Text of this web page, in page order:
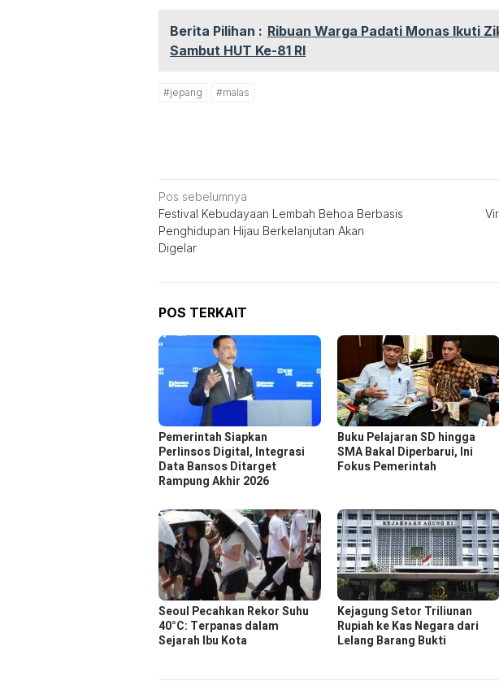
Berita Pilihan : Ribuan Warga Padati Monas Ikuti
Sambut HUT Ke-81 RI
#jepang #malas
Navigasi
pos
Pos sebelumnya
Festival Kebudayaan Lembah Behoa Berbasis
Penghidupan Hijau Berkelanjutan Akan
Digelar
POS TERKAIT
Pemerintah Siapkan
Perlinsos Digital, Integrasi
Data Bansos Ditarget
Rampung Akhir 2026
Buku Pelajaran SD hingga
SMA Bakal Diperbarui, Ini
Fokus Pemerintah
Seoul Pecahkan Rekor Suhu
40°C: Terpanas dalam
Sejarah Ibu Kota
Kejagung Setor Triliunan
Rupiah ke Kas Negara dari
Lelang Barang Bukti